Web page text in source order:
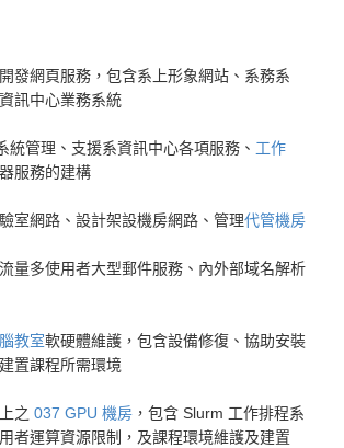
發網頁服務，包含系上形象網站、系務系
訊中心業務系統
統管理、支援系資訊中心各項服務、 工作
服務的建構
室網路、設計架設機房網路、管理代管機房
量多使用者大型郵件服務、內外部域名解析
教室軟硬體維護，包含設備修復、協助安裝
置課程所需環境
之 037 GPU 機房 ，包含 Slurm 工作排程系
者運算資源限制，及課程環境維護及建置